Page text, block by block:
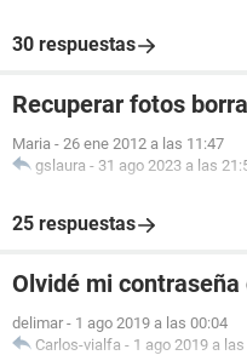
30 respuestas
Recuperar fotos
Maria - 26 ene 2012 a las 11:47
gslaura - 31 ago 2023 a las
25 respuestas
Olvidé mi
delimar - 1 ago 2019 a las 00:04
Carlos-vialfa - 1 ago 2019 a